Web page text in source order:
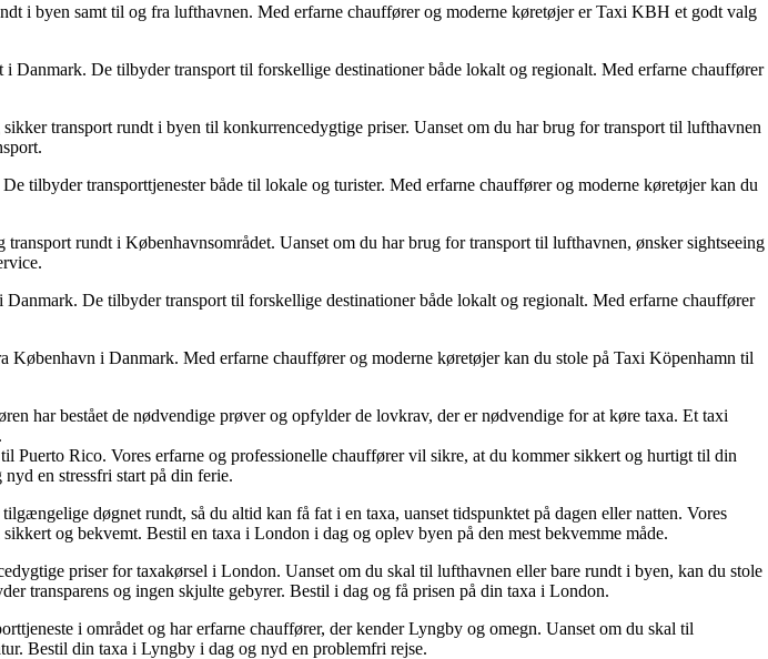
byen samt til og fra lufthavnen. Med erfarne chauffører og moderne køretøjer er Taxi KBH et godt valg
De tilbyder transport til forskellige destinationer både lokalt og regionalt. Med erfarne chauffører
transport rundt i byen til konkurrencedygtige priser. Uanset om du har brug for transport til lufthavnen
tilbyder transporttjenester både til lokale og turister. Med erfarne chauffører og moderne køretøjer kan du
rundt i Københavnsområdet. Uanset om du har brug for transport til lufthavnen, ønsker sightseeing
De tilbyder transport til forskellige destinationer både lokalt og regionalt. Med erfarne chauffører
i Danmark. Med erfarne chauffører og moderne køretøjer kan du stole på Taxi Köpenhamn til
har bestået de nødvendige prøver og opfylder de lovkrav, der er nødvendige for at køre taxa. Et taxi
Rico. Vores erfarne og professionelle chauffører vil sikre, at du kommer sikkert og hurtigt til din
en stressfri start på din ferie.
døgnet rundt, så du altid kan få fat i en taxa, uanset tidspunktet på dagen eller natten. Vores
og bekvemt. Bestil en taxa i London i dag og oplev byen på den mest bekvemme måde.
priser for taxakørsel i London. Uanset om du skal til lufthavnen eller bare rundt i byen, kan du stole
transparens og ingen skjulte gebyrer. Bestil i dag og få prisen på din taxa i London.
i området og har erfarne chauffører, der kender Lyngby og omegn. Uanset om du skal til
Bestil din taxa i Lyngby i dag og nyd en problemfri rejse.